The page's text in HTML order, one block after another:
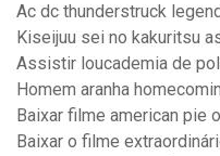
Ac dc thunderstruck
Kiseijuu sei no kakuritsu
Assistir loucademia de
Homem aranha
Baixar filme american pie
Baixar o filme